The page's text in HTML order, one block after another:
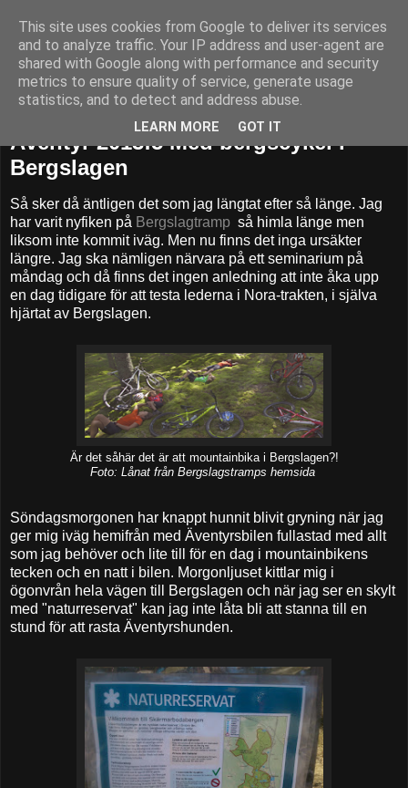
52adventures
Äventyr 2013:5 Med bergscykel i
Bergslagen
Så sker då äntligen det som jag längtat efter så länge. Jag
har varit nyfiken på Bergslagtramp så himla länge men
liksom inte kommit iväg. Men nu finns det inga ursäkter
längre. Jag ska nämligen närvara på ett seminarium på
måndag och då finns det ingen anledning att inte åka upp
en dag tidigare för att testa lederna i Nora-trakten, i själva
hjärtat av Bergslagen.
Är det såhär det är att mountainbika i Bergslagen?!
Foto: Lånat från Bergslagstramps hemsida
Söndagsmorgonen har knappt hunnit blivit gryning när jag
ger mig iväg hemifrån med Äventyrsbilen fullastad med allt
som jag behöver och lite till för en dag i mountainbikens
tecken och en natt i bilen. Morgonljuset kittlar mig i
ögonvrån hela vägen till Bergslagen och när jag ser en skylt
med "naturreservat" kan jag inte låta bli att stanna till en
stund för att rasta Äventyrshunden.
This site uses cookies from Google to deliver its services
and to analyze traffic. Your IP address and user-agent are
shared with Google along with performance and security
metrics to ensure quality of service, generate usage
statistics, and to detect and address abuse.
LEARN MORE GOT IT